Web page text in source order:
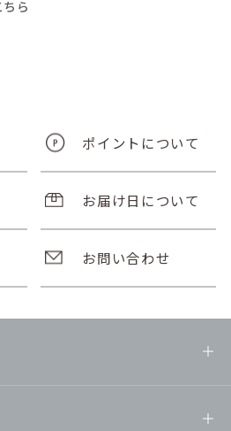
ら
ポイントについて
お届け日について
お問い合わせ